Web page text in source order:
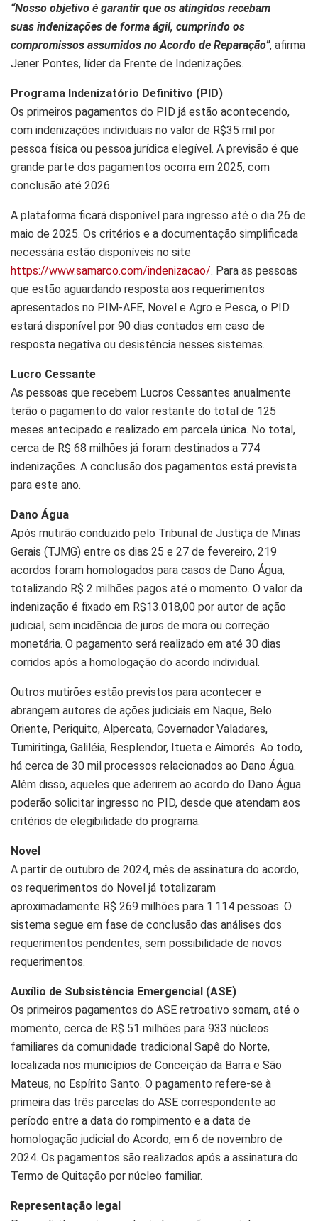
“Nosso objetivo é garantir que os atingidos recebam
suas indenizações de forma ágil, cumprindo os
compromissos assumidos no Acordo de Reparação”, afirma
Jener Pontes, líder da Frente de Indenizações.
Programa Indenizatório Definitivo (PID)
Os primeiros pagamentos do PID já estão acontecendo,
com indenizações individuais no valor de R$35 mil por
pessoa física ou pessoa jurídica elegível. A previsão é que
grande parte dos pagamentos ocorra em 2025, com
conclusão até 2026.
A plataforma ficará disponível para ingresso até o dia 26 de
maio de 2025. Os critérios e a documentação simplificada
necessária estão disponíveis no site
https://www.samarco.com/indenizacao/. Para as pessoas
que estão aguardando resposta aos requerimentos
apresentados no PIM-AFE, Novel e Agro e Pesca, o PID
estará disponível por 90 dias contados em caso de
resposta negativa ou desistência nesses sistemas.
Lucro Cessante
As pessoas que recebem Lucros Cessantes anualmente
terão o pagamento do valor restante do total de 125
meses antecipado e realizado em parcela única. No total,
cerca de R$ 68 milhões já foram destinados a 774
indenizações. A conclusão dos pagamentos está prevista
para este ano.
Dano Água
Após mutirão conduzido pelo Tribunal de Justiça de Minas
Gerais (TJMG) entre os dias 25 e 27 de fevereiro, 219
acordos foram homologados para casos de Dano Água,
totalizando R$ 2 milhões pagos até o momento. O valor da
indenização é fixado em R$13.018,00 por autor de ação
judicial, sem incidência de juros de mora ou correção
monetária. O pagamento será realizado em até 30 dias
corridos após a homologação do acordo individual.
Outros mutirões estão previstos para acontecer e
abrangem autores de ações judiciais em Naque, Belo
Oriente, Periquito, Alpercata, Governador Valadares,
Tumiritinga, Galiléia, Resplendor, Itueta e Aimorés. Ao todo,
há cerca de 30 mil processos relacionados ao Dano Água.
Além disso, aqueles que aderirem ao acordo do Dano Água
poderão solicitar ingresso no PID, desde que atendam aos
critérios de elegibilidade do programa.
Novel
A partir de outubro de 2024, mês de assinatura do acordo,
os requerimentos do Novel já totalizaram
aproximadamente R$ 269 milhões para 1.114 pessoas. O
sistema segue em fase de conclusão das análises dos
requerimentos pendentes, sem possibilidade de novos
requerimentos.
Auxílio de Subsistência Emergencial (ASE)
Os primeiros pagamentos do ASE retroativo somam, até o
momento, cerca de R$ 51 milhões para 933 núcleos
familiares da comunidade tradicional Sapê do Norte,
localizada nos municípios de Conceição da Barra e São
Mateus, no Espírito Santo. O pagamento refere-se à
primeira das três parcelas do ASE correspondente ao
período entre a data do rompimento e a data de
homologação judicial do Acordo, em 6 de novembro de
2024. Os pagamentos são realizados após a assinatura do
Termo de Quitação por núcleo familiar.
Representação legal